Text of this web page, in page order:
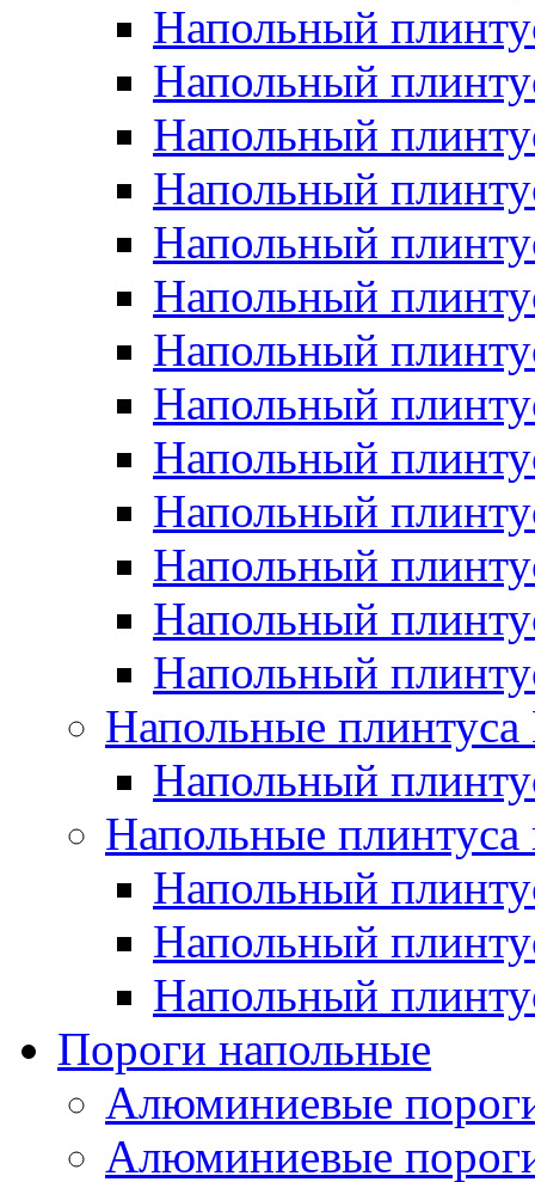
Напольный
Напольный
Напольный
Напольный
Напольный
Напольный
Напольный
Напольный
Напольный
Напольный
Напольный
Напольный
Напольный
Напольные
Напольный
Напольные плинтуса
Напольный
Напольный
Напольный
Пороги напольные
Алюминиевые
Алюминиевые